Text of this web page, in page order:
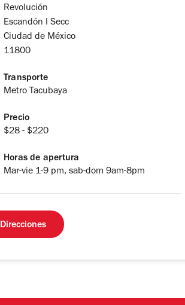
Revolución
Escandón I Secc
Ciudad de México
11800
Transporte
Metro Tacubaya
Precio
$28 - $220
Horas de apertura
Mar-vie 1-9 pm, sab-dom 9am-8pm
Direcciones